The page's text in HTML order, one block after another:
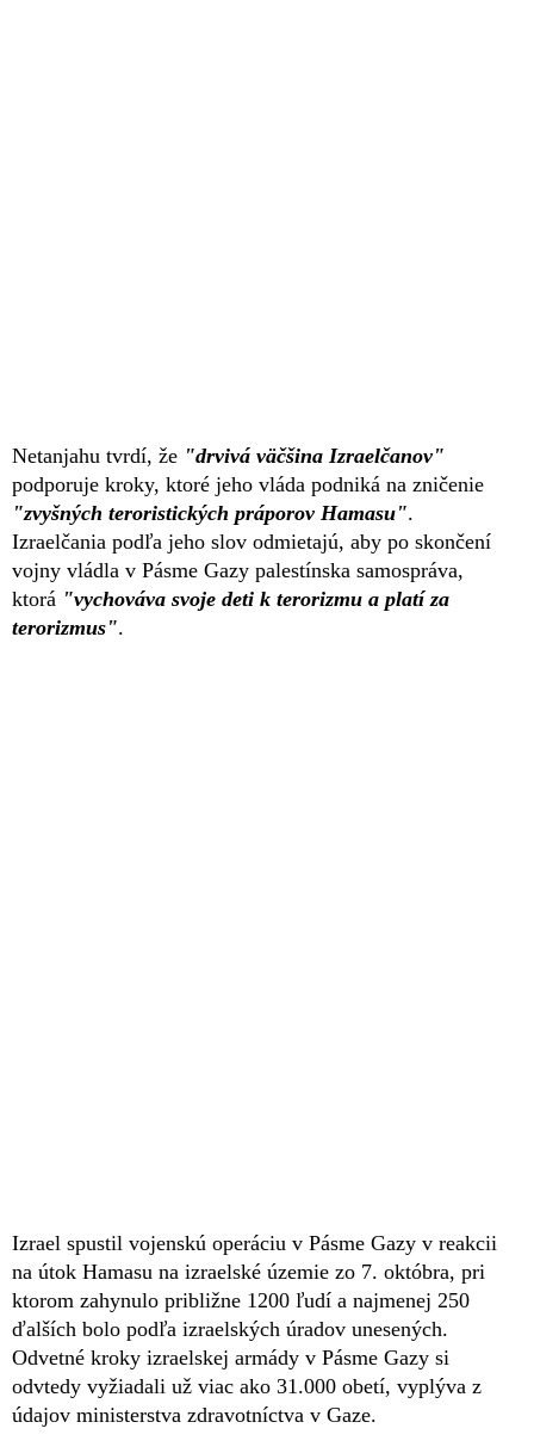
Netanjahu tvrdí, že "drvivá väčšina Izraelčanov"
podporuje kroky, ktoré jeho vláda podniká na zničenie
"zvyšných teroristických práporov Hamasu".
Izraelčania podľa jeho slov odmietajú, aby po skončení
vojny vládla v Pásme Gazy palestínska samospráva,
ktorá "vychováva svoje deti k terorizmu a platí za
terorizmus".
Izrael spustil vojenskú operáciu v Pásme Gazy v reakcii
na útok Hamasu na izraelské územie zo 7. októbra, pri
ktorom zahynulo približne 1200 ľudí a najmenej 250
ďalších bolo podľa izraelských úradov unesených.
Odvetné kroky izraelskej armády v Pásme Gazy si
odvtedy vyžiadali už viac ako 31.000 obetí, vyplýva z
údajov ministerstva zdravotníctva v Gaze.